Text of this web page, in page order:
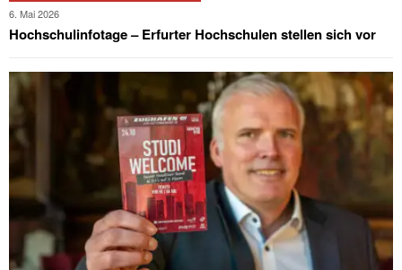
6. Mai 2026
Hochschulinfotage – Erfurter Hochschulen stellen sich vor